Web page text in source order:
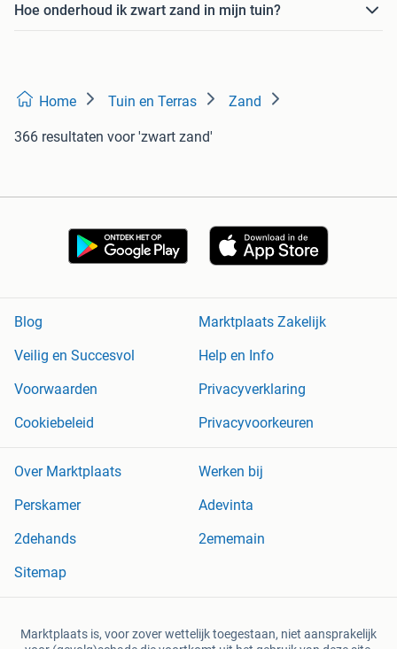
Hoe onderhoud ik zwart zand in mijn tuin?
Home Tuin en Terras Zand
366 resultaten voor 'zwart zand'
Blog
Marktplaats Zakelijk
Veilig en Succesvol
Help en Info
Voorwaarden
Privacyverklaring
Cookiebeleid
Privacyvoorkeuren
Over Marktplaats
Werken bij
Perskamer
Adevinta
2dehands
2ememain
Sitemap
Marktplaats is, voor zover wettelijk toegestaan, niet aansprakelijk